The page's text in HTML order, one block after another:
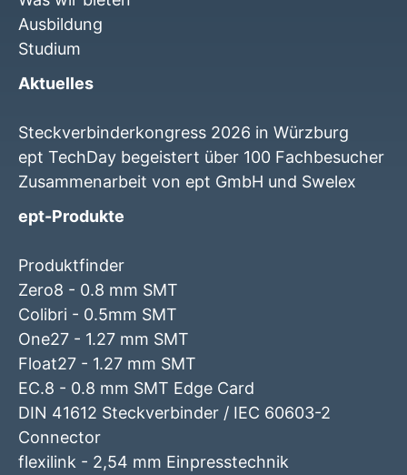
Ausbildung
Studium
Aktuelles
Steckverbinderkongress 2026 in Würzburg
ept TechDay begeistert über 100 Fachbesucher
Zusammenarbeit von ept GmbH und Swelex
ept-Produkte
Produktfinder
Zero8 - 0.8 mm SMT
Colibri - 0.5mm SMT
One27 - 1.27 mm SMT
Float27 - 1.27 mm SMT
EC.8 - 0.8 mm SMT Edge Card
DIN 41612 Steckverbinder / IEC 60603-2
Connector
flexilink - 2,54 mm Einpresstechnik